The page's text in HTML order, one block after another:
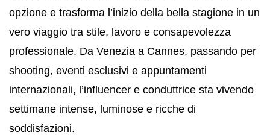
opzione e trasforma l’inizio della bella stagione in un
vero viaggio tra stile, lavoro e consapevolezza
professionale. Da Venezia a Cannes, passando per
shooting, eventi esclusivi e appuntamenti
internazionali, l’influencer e conduttrice sta vivendo
settimane intense, luminose e ricche di
soddisfazioni.